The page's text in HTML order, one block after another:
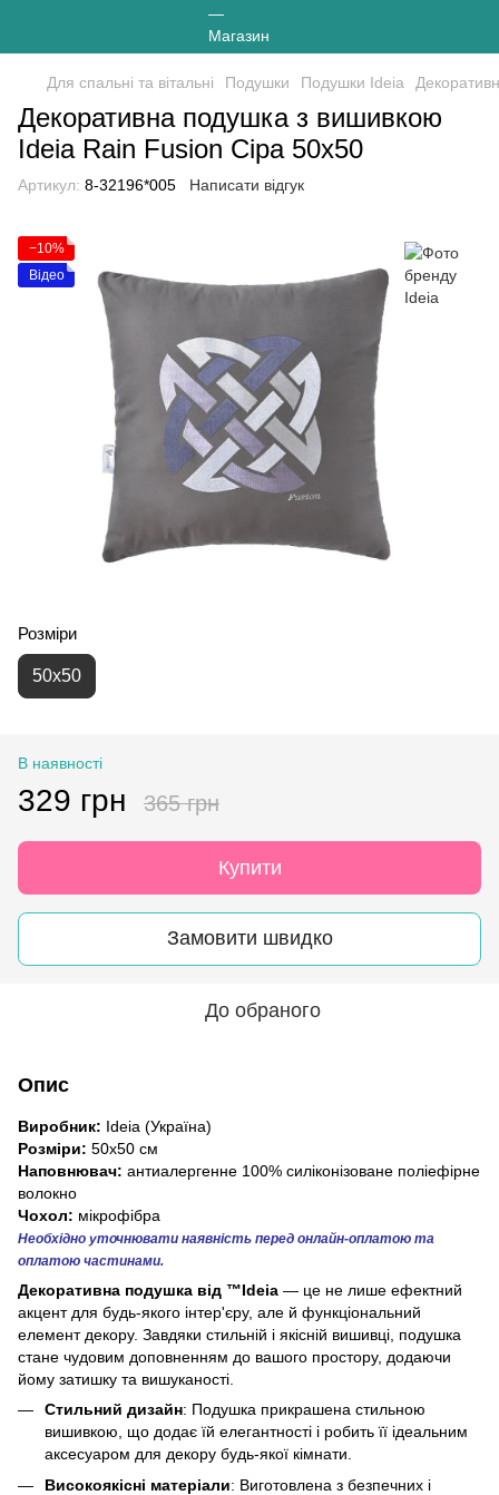
Для спальні та вітальні Подушки Подушки Ideia
Декоративна подушка з вишивкою
Ideia Rain Fusion Сіра 50х50
Артикул: 8-32196*005 Написати відгук
−10%
Відео
Розміри
50x50
В наявності
329 грн 365 грн
Купити
Замовити швидко
До обраного
Опис
Виробник: Ideia (Україна)
Розміри: 50х50 см
Наповнювач: антиалергенне 100% силіконізоване поліефірне
волокно
Чохол: мікрофібра
Необхідно уточнювати наявність перед онлайн-оплатою та
оплатою частинами.
Декоративна подушка від ™Ideia — це не лише ефектний
акцент для будь-якого інтер'єру, але й функціональний
елемент декору. Завдяки стильній і якісній вишивці, подушка
стане чудовим доповненням до вашого простору, додаючи
йому затишку та вишуканості.
Стильний дизайн: Подушка прикрашена стильною
вишивкою, що додає їй елегантності і робить її ідеальним
аксесуаром для декору будь-якої кімнати.
Високоякісні матеріали: Виготовлена з безпечних і